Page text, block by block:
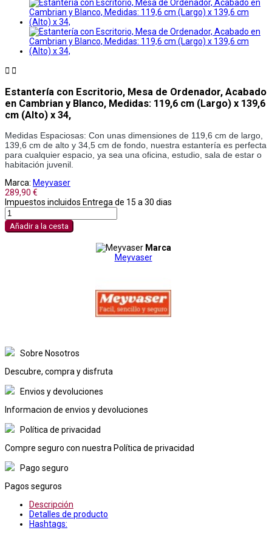
 
Estantería con Escritorio, Mesa de Ordenador, Acabado
en Cambrian y Blanco, Medidas: 119,6 cm (Largo) x 139,6
cm (Alto) x 34,
Medidas Espaciosas: Con unas dimensiones de 119,6 cm de largo,
139,6 cm de alto y 34,5 cm de fondo, nuestra estantería es perfecta
para cualquier espacio, ya sea una oficina, estudio, sala de estar o
habitación juvenil.
Marca: Meyvaser
289,90 €
Impuestos incluidos Entrega de 15 a 30 dias
Añadir a la cesta
Marca
Meyvaser
Sobre Nosotros
Descubre, compra y disfruta
Envios y devoluciones
Informacion de envios y devoluciones
Política de privacidad
Compre seguro con nuestra Política de privacidad
Pago seguro
Pagos seguros
Descripción
Detalles de producto
Hashtags: